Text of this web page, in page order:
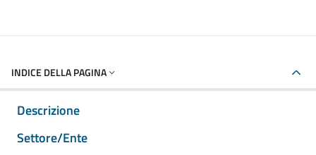
INDICE DELLA PAGINA
Descrizione
Settore/Ente